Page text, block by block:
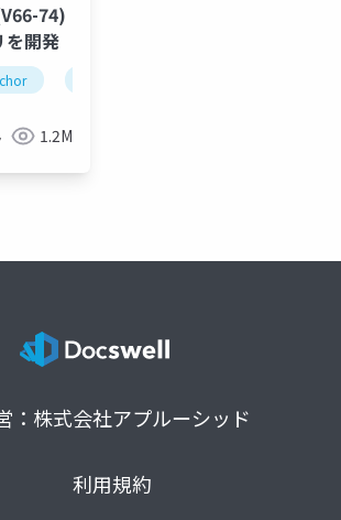
74)
開発
1.2M
：株式会社アプルーシッド
利用規約